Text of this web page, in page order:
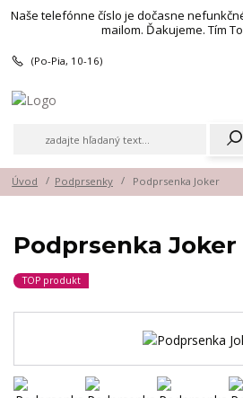
Naše telefónne číslo je dočasne
mailom. Ďakujeme. Tím
(Po-Pia, 10-16)
Úvod Podprsenky Podprsenka Joker
Podprsenka Joker
TOP produkt